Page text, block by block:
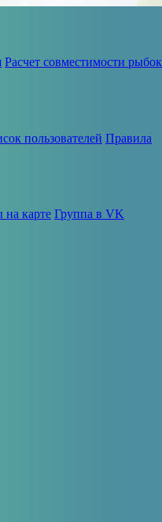
Расчет совместимости рыбок
пользователей Правила
карте Группа в VK